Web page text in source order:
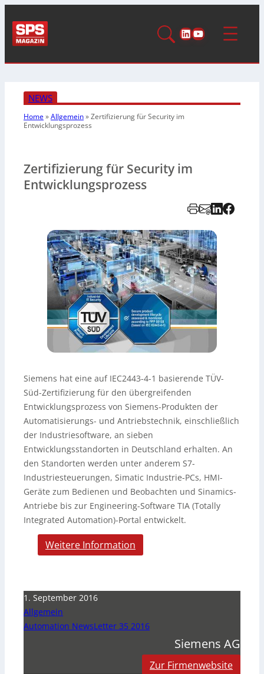
LinkedIn
YouTube
NEWS
Home»Allgemein»Zertifizierung für Security im
Entwicklungsprozess
Zertifizierung für Security im
Entwicklungsprozess
Siemens hat eine auf IEC2443-4-1 basierende TÜV-
Süd-Zertifizierung für den übergreifenden
Entwicklungsprozess von Siemens-Produkten der
Automatisierungs- und Antriebstechnik, einschließlich
der Industriesoftware, an sieben
Entwicklungsstandorten in Deutschland erhalten. An
den Standorten werden unter anderem S7-
Industriesteuerungen, Simatic Industrie-PCs, HMI-
Geräte zum Bedienen und Beobachten und Sinamics-
Antriebe bis zur Engineering-Software TIA (Totally
Integrated Automation)-Portal entwickelt.
Weitere Information
1. September 2016
Allgemein
Automation NewsLetter 35 2016
Siemens AG
Zur Firmenwebsite